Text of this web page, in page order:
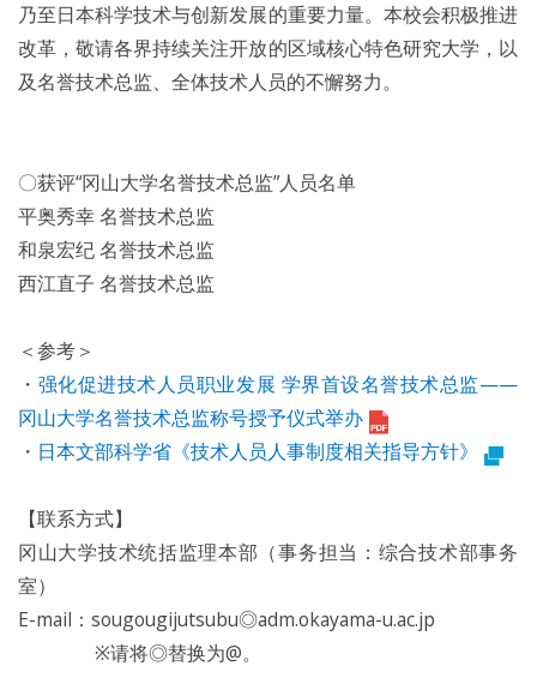
乃至日本科学技术与创新发展的重要力量。本校会积极推进
改革，敬请各界持续关注开放的区域核心特色研究大学，以
及名誉技术总监、全体技术人员的不懈努力。
〇获评“冈山大学名誉技术总监”人员名单
平奥秀幸 名誉技术总监
和泉宏纪 名誉技术总监
西江直子 名誉技术总监
＜参考＞
・ 强化促进技术人员职业发展 学界首设名誉技术总监——
冈山大学名誉技术总监称号授予仪式举办
・ 日本文部科学省《技术人员人事制度相关指导方针》
【联系方式】
冈山大学技术统括监理本部（事务担当：综合技术部事务
室）
E-mail：sougougijutsubu◎adm.okayama-u.ac.jp
※请将◎替换为@。